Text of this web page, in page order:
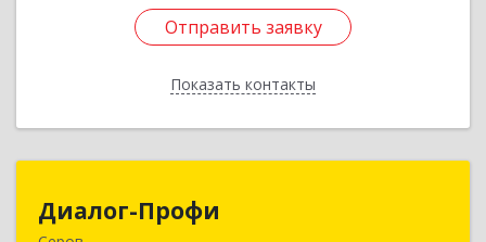
Отправить заявку
Показать контакты
Отправить заявку
Назад
Диалог-Профи